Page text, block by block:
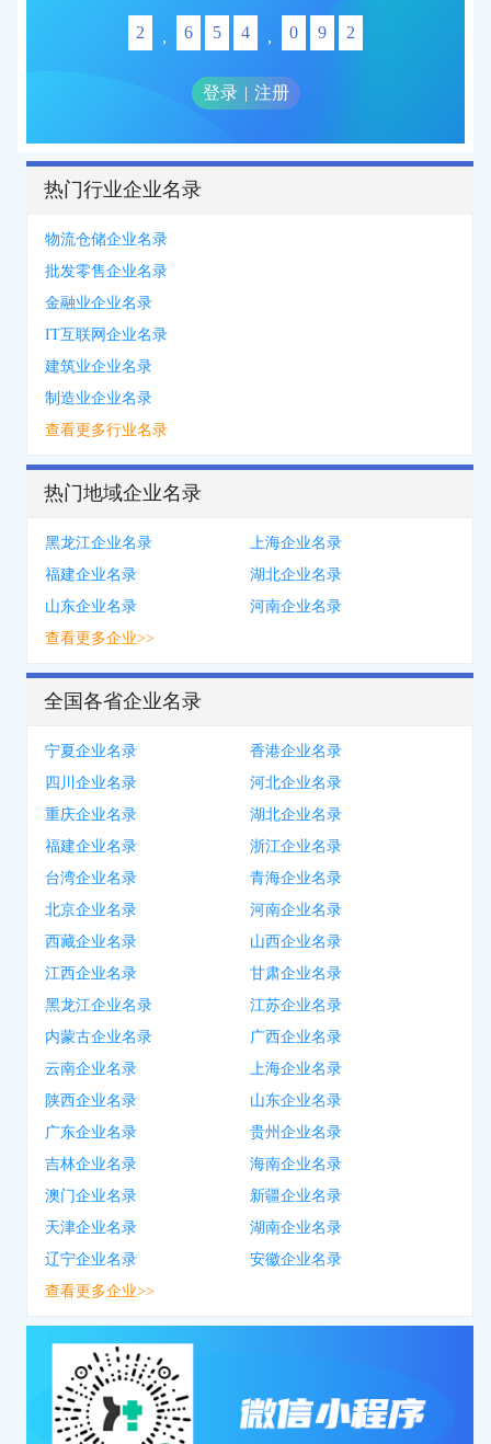
2 , 6 5 4 , 0 9 2
登录 | 注册
热门行业企业名录
物流仓储企业名录
批发零售企业名录
金融业企业名录
IT互联网企业名录
建筑业企业名录
制造业企业名录
查看更多行业名录
热门地域企业名录
黑龙江企业名录
上海企业名录
福建企业名录
湖北企业名录
山东企业名录
河南企业名录
查看更多企业>>
全国各省企业名录
宁夏企业名录
香港企业名录
四川企业名录
河北企业名录
重庆企业名录
湖北企业名录
福建企业名录
浙江企业名录
台湾企业名录
青海企业名录
北京企业名录
河南企业名录
西藏企业名录
山西企业名录
江西企业名录
甘肃企业名录
黑龙江企业名录
江苏企业名录
内蒙古企业名录
广西企业名录
云南企业名录
上海企业名录
陕西企业名录
山东企业名录
广东企业名录
贵州企业名录
吉林企业名录
海南企业名录
澳门企业名录
新疆企业名录
天津企业名录
湖南企业名录
辽宁企业名录
安徽企业名录
查看更多企业>>